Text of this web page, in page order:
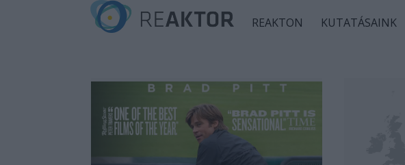
REAKTON KUTATÁSAINK